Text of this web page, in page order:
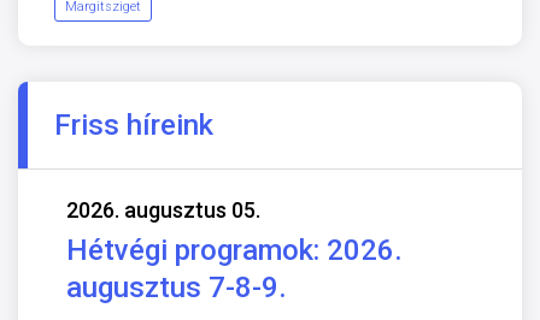
Margitsziget
Friss híreink
2026. augusztus 05.
Hétvégi programok: 2026.
augusztus 7-8-9.